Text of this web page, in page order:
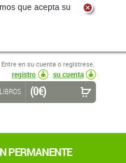
que acepta su
Entre en su cuenta o regístrese.
registro
su cuenta
buscar
(0 €)
PERMANENTE